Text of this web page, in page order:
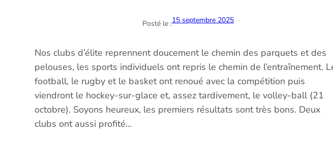
Posté le :15 septembre 2025
Nos clubs d’élite reprennent doucement le chemin des parquets et des
pelouses, les sports individuels ont repris le chemin de l’entraînement.
football, le rugby et le basket ont renoué avec la compétition puis
viendront le hockey-sur-glace et, assez tardivement, le volley-ball (21
octobre). Soyons heureux, les premiers résultats sont très bons. Deux
clubs ont aussi profité…